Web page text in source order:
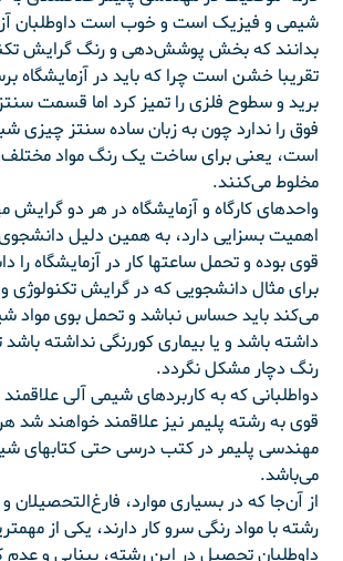
شیمی و فیزیک است و خوب است داوطلبان
بدانند که بخش پوشش‌دهی و رنگ گرایش
تقریبا خشن است چرا که باید در
برید و سطوح فلزی را تمیز کرد اما قسمت
فوق را ندارد چون به زبان ساده سنتز چیزی
است، یعنی برای ساخت یک رنگ مواد مختلف
مخلوط می‌کنند.
واحدهای کارگاه و آزمایشگاه در هر دو گرایش
اهمیت بسزایی دارد، به همین دلیل
قوی بوده و تحمل ساعتها کار در آزمایشگاه را
برای مثال دانشجویی که در گرایش
می‌کند باید حساس نباشد و تحمل بوی مواد
داشته باشد و یا بیماری کوررنگی نداشته
رنگ دچار مشکل نگردد.
دواطلبانی که به کاربردهای شیمی آلی
قوی به رشته پلیمر نیز علاقمند خواهند شد
مهندسی پلیمر در کتب درسی حتی کتابهای
می‌باشد.
از آن‌جا که در بسیاری موارد، فارغ‌التحصیلان
رشته با مواد رنگی سرو کار دارند، یکی از
داوطلبان تحصیل در این رشته، بینایی و عدم